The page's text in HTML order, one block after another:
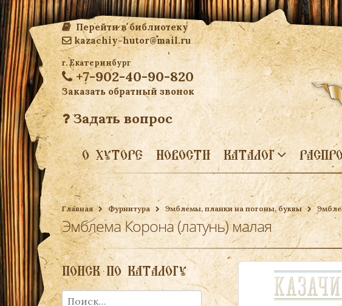
Перейти в библиотеку
kazachiy-hutor@mail.ru
г. Екатеринбург
+7-902-40-90-820
Заказать обратный звонок
Задать вопрос
О ХУТОРЕ НОВОСТИ КАТАЛОГ
Главная Фурнитура Эмблемы, планки на погоны, буквы
Эмблема Корона (латунь) малая
ПОИСК ПО КАТАЛОГУ